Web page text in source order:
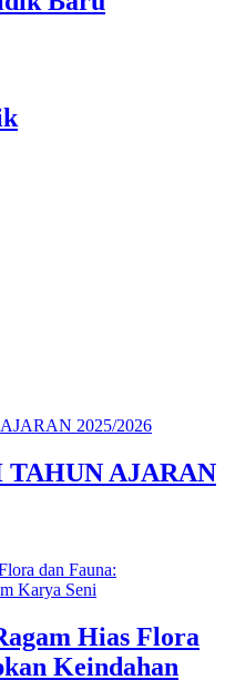
TAHUN AJARAN
Hias Flora
Keindahan